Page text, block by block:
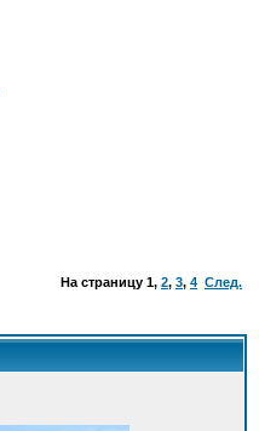
На страницу 1, 2, 3, 4 След.